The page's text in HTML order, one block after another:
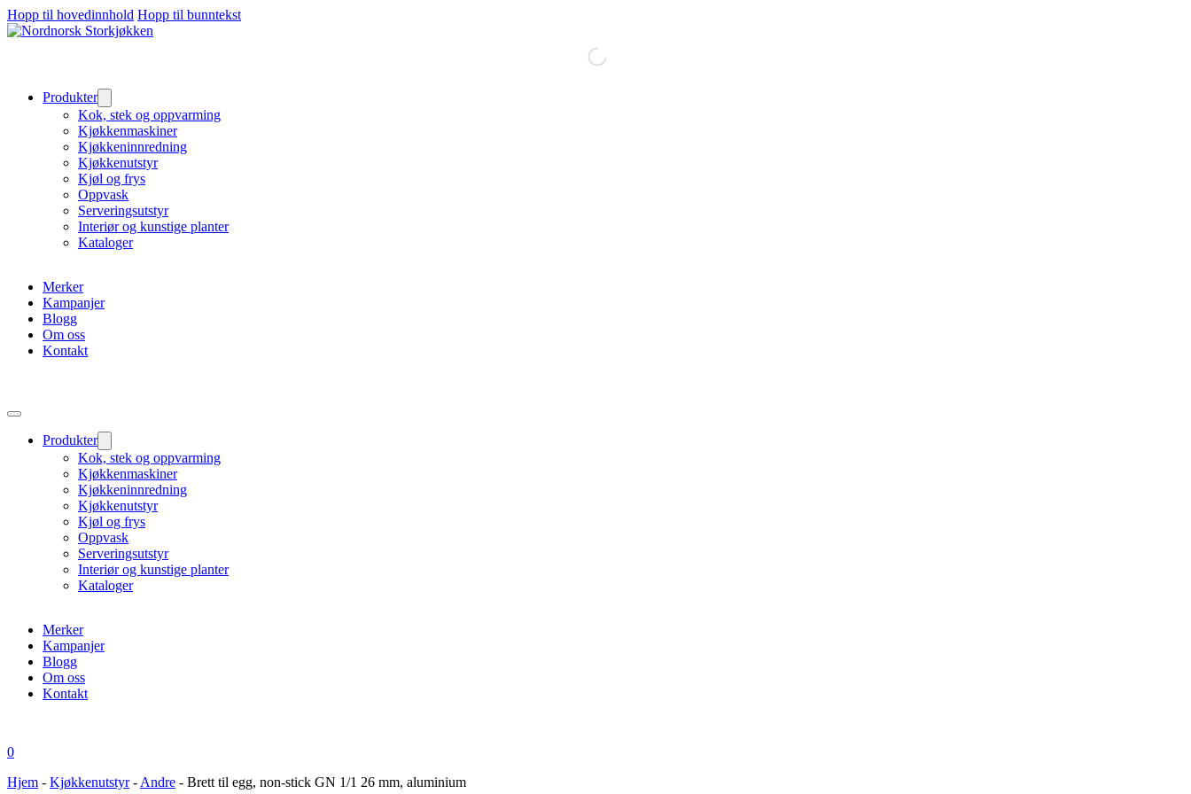
Hopp til hovedinnhold Hopp til bunntekst
Produkter
Kok, stek og oppvarming
Kjøkkenmaskiner
Kjøkkeninnredning
Kjøkkenutstyr
Kjøl og frys
Oppvask
Serveringsutstyr
Interiør og kunstige planter
Kataloger
Merker
Kampanjer
Blogg
Om oss
Kontakt
Produkter
Kok, stek og oppvarming
Kjøkkenmaskiner
Kjøkkeninnredning
Kjøkkenutstyr
Kjøl og frys
Oppvask
Serveringsutstyr
Interiør og kunstige planter
Kataloger
Merker
Kampanjer
Blogg
Om oss
Kontakt
0
Hjem - Kjøkkenutstyr- Andre - Brett til egg, non-stick GN 1/1 26 mm, aluminium